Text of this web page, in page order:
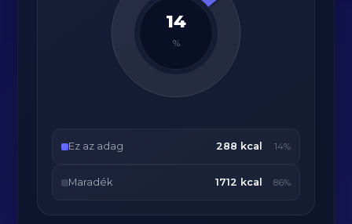
14
%
Ez az adag 288 kcal 14%
Maradék 1712 kcal 86%